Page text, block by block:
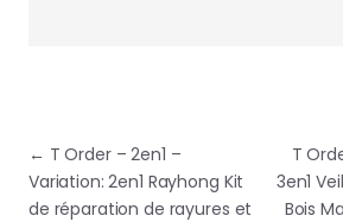
Navigation de l’article
← T Order – 2en1 –
Variation: 2en1 Rayhong Kit
de réparation de rayures et
T
3en1
Bois